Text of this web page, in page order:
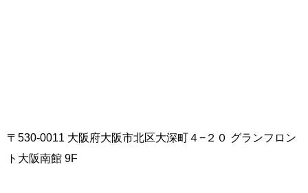
〒530-0011 大阪府大阪市北区大深町４−２０ グランフロン
ト大阪南館 9F